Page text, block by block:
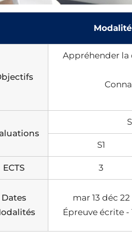
Appréhender la
S1
ECTS 3
Dates
mar 13 déc 22
Épreuve écrite -